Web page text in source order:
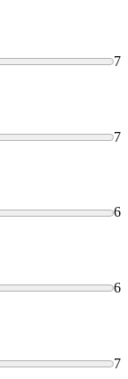
7
7
6
6
7